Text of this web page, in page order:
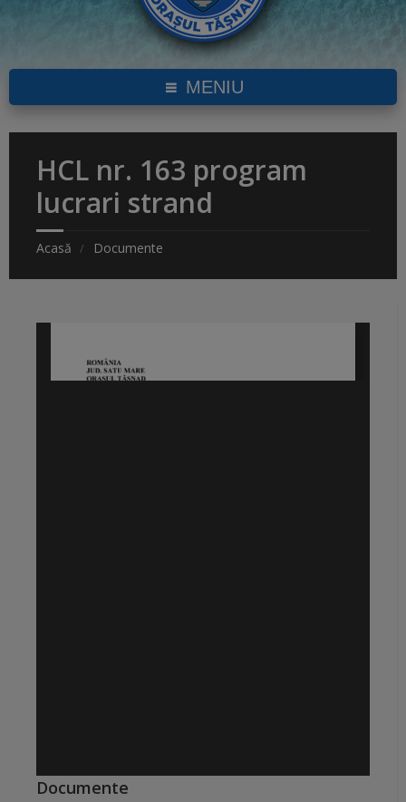
MENIU
HCL nr. 163 program
lucrari strand
Acasă Documente
Documente